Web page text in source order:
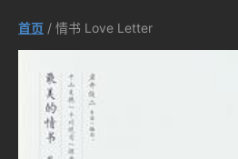
首页 / 情书 Love Letter